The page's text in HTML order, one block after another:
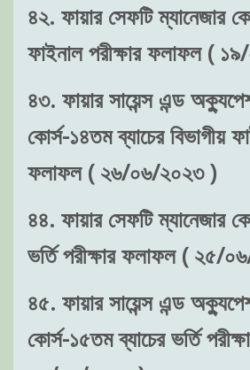
৪২. ফায়ার সেফটি ম্যানেজার
ফাইনাল পরীক্ষার ফলাফল (
৪৩. ফায়ার সায়েন্স এন্ড
কোর্স-১৪তম ব্যাচের বিভাগীয়
ফলাফল ( ২৬/০৬/২০২৩ )
৪৪. ফায়ার সেফটি ম্যানেজার
ভর্তি পরীক্ষার ফলাফল ( ২৫/
৪৫. ফায়ার সায়েন্স এন্ড
কোর্স-১৫তম ব্যাচের ভর্তি